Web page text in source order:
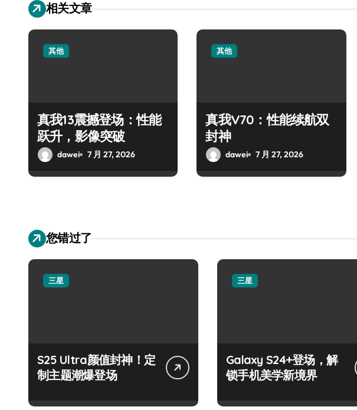
相关文章
其他
真我13震撼登场：性能
跃升，影像突破
dawei 7 月 27, 2026
其他
真我V70：性能续航双
封神
dawei 7 月 27, 2026
您错过了
三星
S25 Ultra颜值封神！定
制主题潮爆登场
三星
Galaxy S24+登场，解
锁手机美学新境界